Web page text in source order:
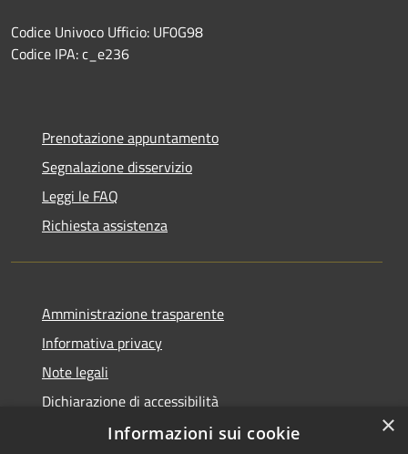
Codice Univoco Ufficio: UF0G98
Codice IPA: c_e236
Prenotazione appuntamento
Segnalazione disservizio
Leggi le FAQ
Richiesta assistenza
Amministrazione trasparente
Informativa privacy
Note legali
Dichiarazione di accessibilità
×
Informazioni sui cookie